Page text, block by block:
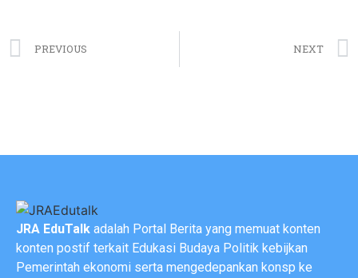
PREVIOUS NEXT
JRA EduTalk adalah Portal Berita yang memuat konten
konten postif terkait Edukasi Budaya Politik kebijkan
Pemerintah ekonomi serta mengedepankan konsp ke